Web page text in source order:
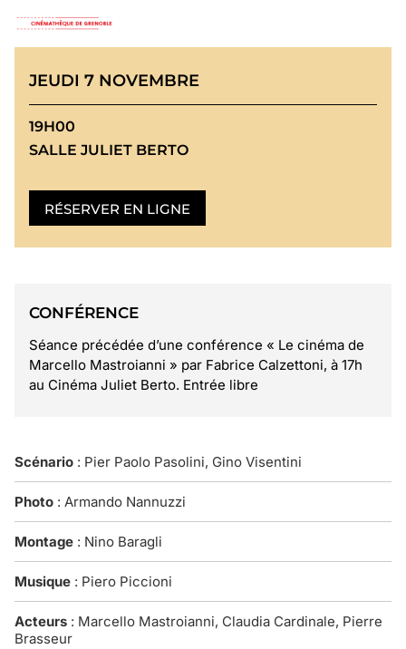
JEUDI 7 NOVEMBRE
19H00
SALLE JULIET BERTO
RÉSERVER EN LIGNE
CONFÉRENCE
Séance précédée d’une conférence « Le cinéma de
Marcello Mastroianni » par Fabrice Calzettoni, à 17h
au Cinéma Juliet Berto. Entrée libre
Scénario : Pier Paolo Pasolini, Gino Visentini
Photo : Armando Nannuzzi
Montage : Nino Baragli
Musique : Piero Piccioni
Acteurs : Marcello Mastroianni, Claudia Cardinale, Pierre
Brasseur